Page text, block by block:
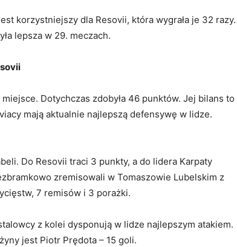
korzystniejszy dla Resovii, która wygrała je 32 razy.
lepsza w 29. meczach.
Dotychczas zdobyła 46 punktów. Jej bilans to
mają aktualnie najlepszą defensywę w lidze.
Do Resovii traci 3 punkty, a do lidera Karpaty
zremisowali w Tomaszowie Lubelskim z
7 remisów i 3 porażki.
z kolei dysponują w lidze najlepszym atakiem.
jest Piotr Prędota – 15 goli.